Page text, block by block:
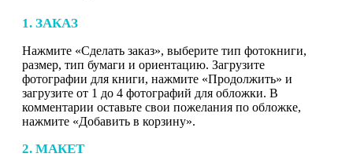
1. ЗАКАЗ
Нажмите «Сделать заказ», выберите тип фотокниги,
размер, тип бумаги и ориентацию. Загрузите
фотографии для книги, нажмите «Продолжить» и
загрузите от 1 до 4 фотографий для обложки. В
комментарии оставьте свои пожелания по обложке,
нажмите «Добавить в корзину».
2. МАКЕТ